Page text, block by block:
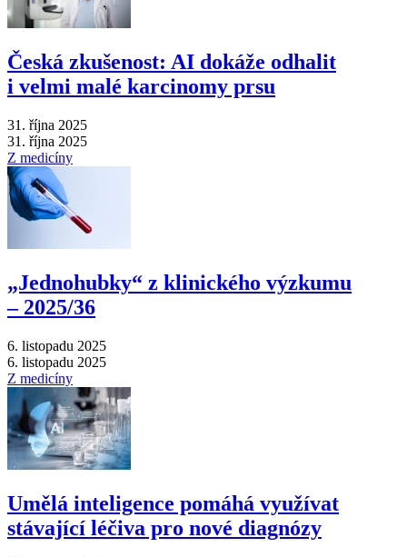
Česká zkušenost: AI dokáže odhalit
i velmi malé karcinomy prsu
31. října 2025
31. října 2025
Z medicíny
„Jednohubky“ z klinického výzkumu
–⁠ 2025/36
6. listopadu 2025
6. listopadu 2025
Z medicíny
Umělá inteligence pomáhá využívat
stávající léčiva pro nové diagnózy